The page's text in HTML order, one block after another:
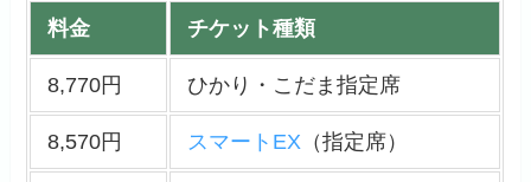
料金 チケット種類
8,770円 ひかり・こだま指定席
8,570円 スマートEX（指定席）